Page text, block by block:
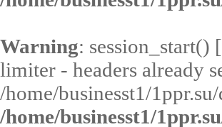
Warning: session_start() [
limiter - headers already
/home/businesst1/
/home/businesst1/